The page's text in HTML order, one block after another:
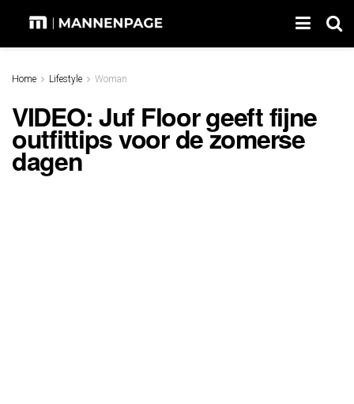
Home Lifestyle Woman
VIDEO: Juf Floor geeft fijne
outfittips voor de zomerse
dagen